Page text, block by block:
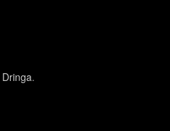
Dringa.